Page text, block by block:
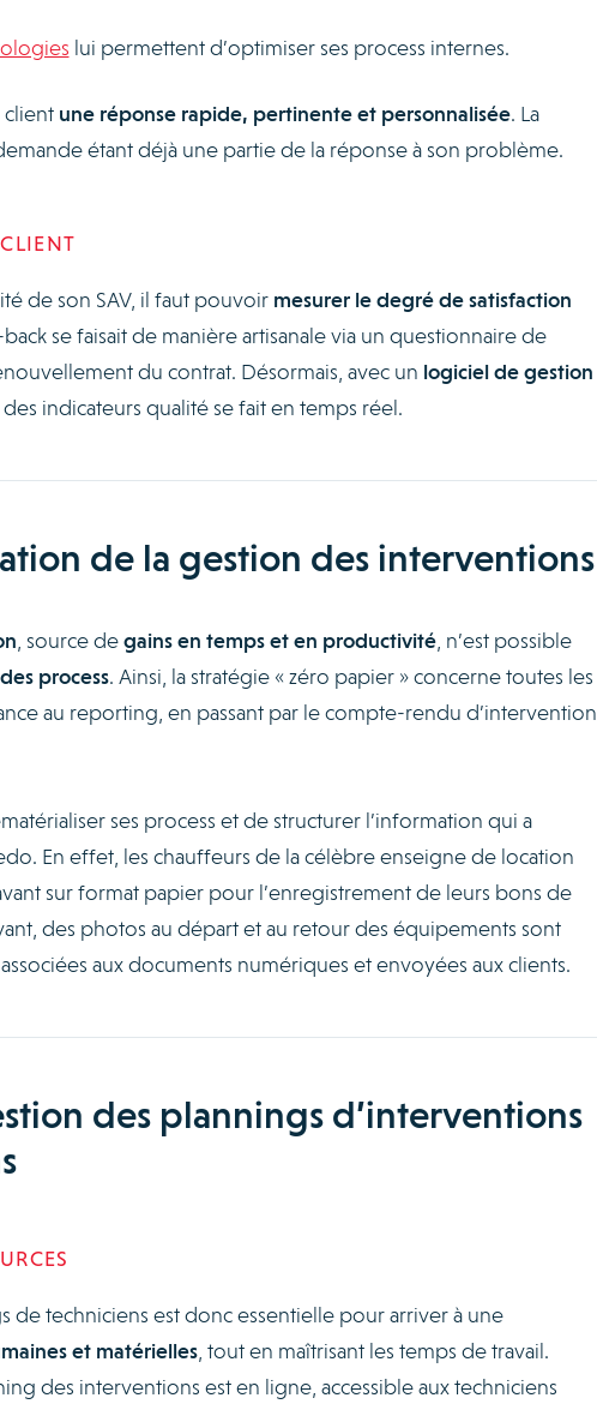
lui permettent d’optimiser ses process internes.
client une réponse rapide, pertinente et personnalisée. La
étant déjà une partie de la réponse à son problème.
de son SAV, il faut pouvoir mesurer le degré de satisfaction
se faisait de manière artisanale via un questionnaire de
du contrat. Désormais, avec un logiciel de gestion
indicateurs qualité se fait en temps réel.
de la gestion des interventions
, source degains en temps et en productivité, n’est possible
process. Ainsi, la stratégie « zéro papier » concerne toutes les
au reporting, en passant par le compte-rendu d’intervention
ses process et de structurer l’information qui a
En effet, les chauffeurs de la célèbre enseigne de location
sur format papier pour l’enregistrement de leurs bons de
des photos au départ et au retour des équipements sont
aux documents numériques et envoyées aux clients.
des plannings d’interventions
de techniciens est donc essentielle pour arriver à une
et matérielles, tout en maîtrisant les temps de travail.
des interventions est en ligne, accessible aux techniciens